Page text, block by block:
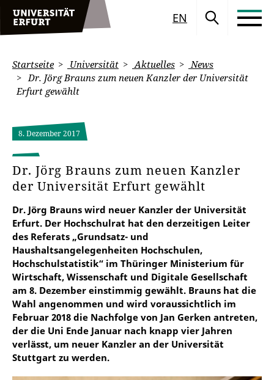
EN
Startseite Universität Aktuelles
News
Dr. Jörg Brauns zum neuen Kanzler der Universität
Erfurt gewählt
8. Dezember 2017
Dr. Jörg Brauns zum neuen Kanzler
der Universität Erfurt gewählt
Dr. Jörg Brauns wird neuer Kanzler der Universität
Erfurt. Der Hochschulrat hat den derzeitigen Leiter
des Referats „Grundsatz- und
Haushaltsangelegenheiten Hochschulen,
Hochschulstatistik“ im Thüringer Ministerium für
Wirtschaft, Wissenschaft und Digitale Gesellschaft
am 8. Dezember einstimmig gewählt. Brauns hat die
Wahl angenommen und wird voraussichtlich im
Februar 2018 die Nachfolge von Jan Gerken antreten,
der die Uni Ende Januar nach knapp vier Jahren
verlässt, um neuer Kanzler an der Universität
Stuttgart zu werden.